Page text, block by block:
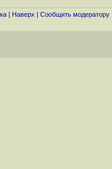
| Наверх | Cообщить модератору